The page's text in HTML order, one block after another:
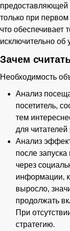
предоставляющей
только при
что обеспечивает
исключительно об
Зачем
Необходимость
Анализ
посетитель,
тем
для
Анализ
после
через
информации,
выросло,
продолжать
При
стратегию.